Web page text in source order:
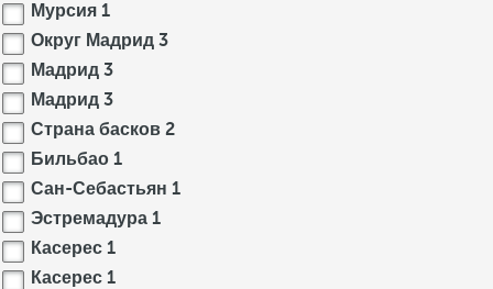
Мурсия 1
Округ Мадрид 3
Мадрид 3
Мадрид 3
Страна басков 2
Бильбао 1
Сан-Себастьян 1
Эстремадура 1
Касерес 1
Касерес 1